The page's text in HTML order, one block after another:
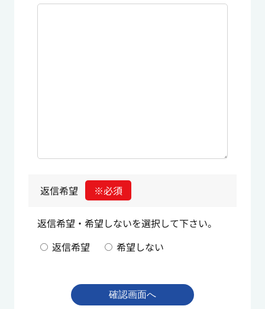
返信希望 ※必須
返信希望・希望しないを選択して下さい。
返信希望
希望しない